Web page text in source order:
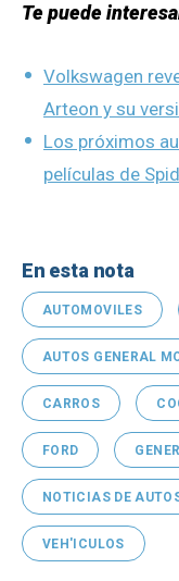
Te puede
Volkswagen
Arteon y su
Los próximos
películas de
En esta nota
AUTOMOVILES
AUTOS GENERAL
CARROS
FORD
NOTICIAS DE
VEH'ICULOS